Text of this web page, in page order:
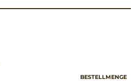
BESTELLMENGE